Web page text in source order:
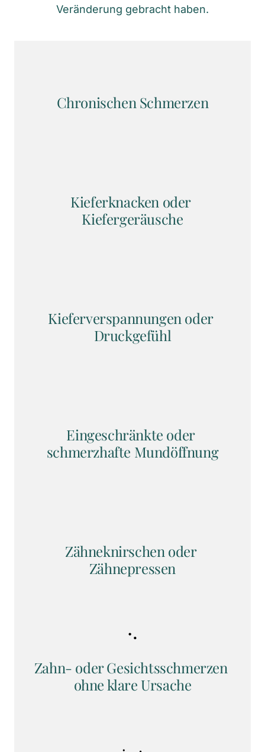
Veränderung gebracht haben.
Chronischen Schmerzen
Kieferknacken oder
Kiefergeräusche
Kieferverspannungen oder
Druckgefühl
Eingeschränkte oder
schmerzhafte Mundöffnung
Zähneknirschen oder
Zähnepressen
Zahn- oder Gesichtsschmerzen
ohne klare Ursache